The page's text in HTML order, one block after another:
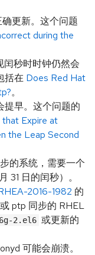
更新。这个问题
during the
闰秒时时钟仍然会
括在 Does Red Hat
。
提早。这个问题的
Expire at
the Leap Second
的系统，需要一个
31 日的闰秒）。
2016-1982 的
ptp 同步的 RHEL
2.el6 或更新的
可能会崩溃。